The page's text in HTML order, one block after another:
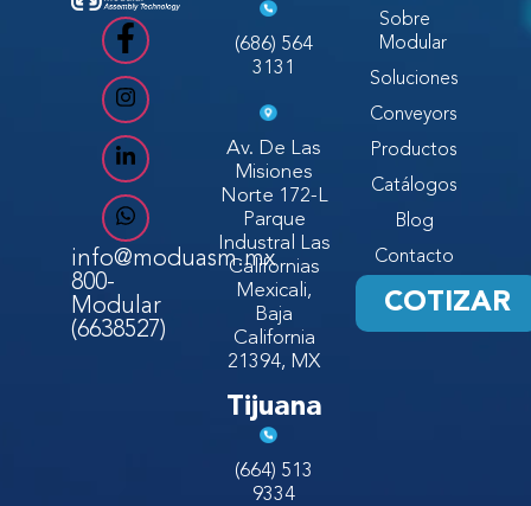
info@moduasm.mx
800-
Modular
(6638527)
(686) 564
3131
Av. De Las
Misiones
Norte 172-L
Parque
Industral Las
Californias
Mexicali,
Baja
California
21394, MX
Tijuana
(664) 513
9334
Sobre
Modular
Soluciones
Conveyors
Productos
Catálogos
Blog
Contacto
COTIZAR